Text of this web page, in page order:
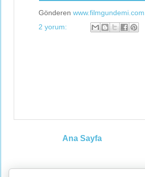
Gönderen www.filmgundemi.com
2 yorum:
Ana Sayfa